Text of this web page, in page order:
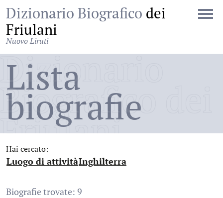
Dizionario Biografico dei
Friulani
Nuovo Liruti
Dizionario
Biografico dei
Friulani
Lista
biografie
Hai cercato:
Luogo di attività
:Inghilterra
Biografie trovate: 9